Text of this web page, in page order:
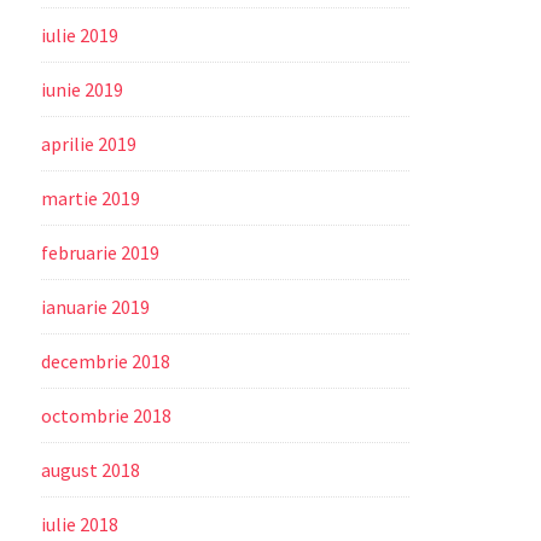
iulie 2019
iunie 2019
aprilie 2019
martie 2019
februarie 2019
ianuarie 2019
decembrie 2018
octombrie 2018
august 2018
iulie 2018